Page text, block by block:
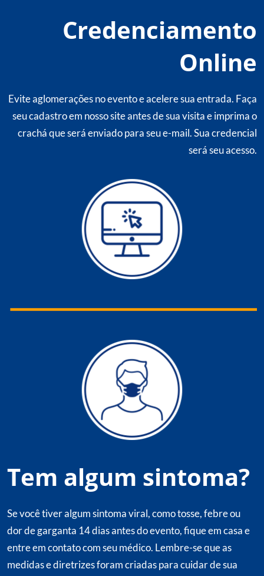
Credenciamento
Online
Evite aglomerações no evento e acelere sua entrada. Faça
seu cadastro em nosso site antes de sua visita e imprima o
crachá que será enviado para seu e-mail. Sua credencial
será seu acesso.
Tem algum sintoma?
Se você tiver algum sintoma viral, como tosse, febre ou
dor de garganta 14 dias antes do evento, fique em casa e
entre em contato com seu médico. Lembre-se que as
medidas e diretrizes foram criadas para cuidar de sua